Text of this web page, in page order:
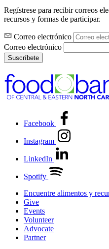
Regístrese para recibir correos
recursos y formas de participar.
Correo electrónico
Correo electrónico
Suscríbete
Facebook
Instagram
LinkedIn
Spotify
Encuentre alimentos y
Give
Events
Volunteer
Advocate
Partner